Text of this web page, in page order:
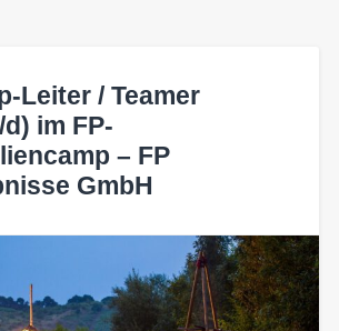
Leiter / Teamer
im FP-
– FP
GmbH